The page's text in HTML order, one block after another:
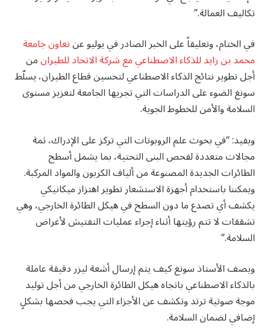
تكاليف العمالة.”
في الختام، وتعليقاً على الخبر الصادر في يوليو عنتعاون جامعة
محمد بن زايد للذكاء الاصطناعي مع شركة الاتحاد للطيرانمن
أجل تطوير نتائج الذكاء الاصطناعي لتحسين قطاع الطيران، يسلّط
سونغ الضوء على الدراسات التي تجريها الجامعة لتعزيز مستوى
السلامة والأمن للخطوط الجوية.
ويفيد: “في بحوث علم الروبوتات التي تركز على الإدراك، ثمة
مجالات متعددة لفحص البنى التحتية، بما يشمل أسطح
الطائرات الجديدة المصنوعة من ألياف الكربون والمواد المركبة.
ويمكننا باستخدام أجهزة الاستشعار تطوير اهتزاز ميكانيكي
يكشف أي تصدع ما دون السطح في هيكل الطائرة الخارجي، وهي
تشققات لا تتم رؤيتها أثناء إجراء عمليات التفتيش لأغراض
السلامة.”
ويصف الأستاذ سونغ كيف يتم إرسال أشعة ليزر دقيقة عاملة
بالذكاء الاصطناعي باتجاه هيكل الطائرة الخارجي من أجل توليد
موجة صوتية ترتد وتكشف عن الأجزاء التي يجب فحصها بشكلٍ
إضافي لضمان السلامة.